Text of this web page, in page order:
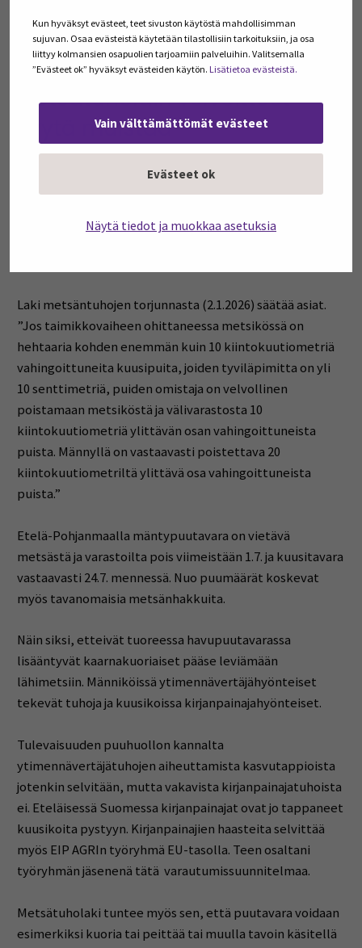
Kun hyväksyt evästeet, teet sivuston käytöstä mahdollisimman
sujuvan. Osaa evästeistä käytetään tilastollisiin tarkoituksiin, ja osa
liittyy kolmansien osapuolien tarjoamiin palveluihin. Valitsemalla
”Evästeet ok” hyväksyt evästeiden käytön. Lisätietoa evästeistä.
Vain välttämättömät evästeet
Evästeet ok
Näytä tiedot ja muokkaa asetuksia
vaurioituneet puut alkaisivat pilaantua sinistäjäsienten
takia. Silloin rungot kelpaisivat lähinnä energiapuuksi.
Metsätuholain velvoitteet
syytä muistaa
Maanomistajan ja puutavaran omistajan on hyvä muistaa
metsätuholain velvoitteet havumetsien sekä
havupuutavaran osalta, jos puita on jäänyt metsään ja
metsävarastolle edellisen vuoden syyskuun 1. päivän ja
Laki metsäntuhojen torjunnasta (2.1.2026) säätää asiat.
”Jos taimikkovaiheen ohittaneessa metsikössä on
hehtaaria kohden enemmän kuin 10 kiintokuutiometriä
vahingoittuneita kuusipuita, joiden tyviläpimitta on yli
10 senttimetriä, puiden omistaja on velvollinen
poistamaan metsiköstä ja välivarastosta 10
kiintokuutiometriä ylittävän osan vahingoittuneista
puista. Männyllä on vastaavasti poistettava 20
kiintokuutiometriltä ylittävä osa vahingoittuneista
puista.”
Etelä-Pohjanmaalla mäntypuutavara on vietävä
metsästä ja varastoilta pois viimeistään 1.7. ja kuusitavara
vastaavasti 24.7. mennessä. Nuo puumäärät koskevat
myös tavanomaisia metsänhakkuita.
Näin siksi, etteivät tuoreessa havupuutavarassa
lisääntyvät kaarnakuoriaiset pääse leviämään
lähimetsiin. Männiköissä ytimennävertäjähyönteiset
tekevät tuhoja ja kuusikoissa kirjanpainajahyönteiset.
Tulevaisuuden puuhuollon kannalta
ytimennävertäjätuhojen aiheuttamista kasvutappioista
jotenkin selvitään, mutta vakavista kirjanpainajatuhoista
ei. Eteläisessä Suomessa kirjanpainajat ovat jo tappaneet
kuusikoita pystyyn. Kirjanpainajien haasteita selvittää
myös EIP AGRIn työryhmä EU-tasolla. Teen osaltani
työryhmän jäsenenä tätä varautumissuunnitelmaa.
Metsätuholaki tuntee myös sen, että puutavara voidaan
esimerkiksi kuoria tai peittää tai muulla tavoin käsitellä